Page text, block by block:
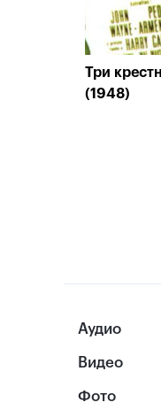
Три
(1948)
Аудио
Видео
Фото